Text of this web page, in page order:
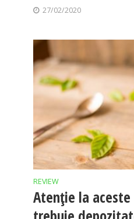
27/02/2020
REVIEW
Atenţie la